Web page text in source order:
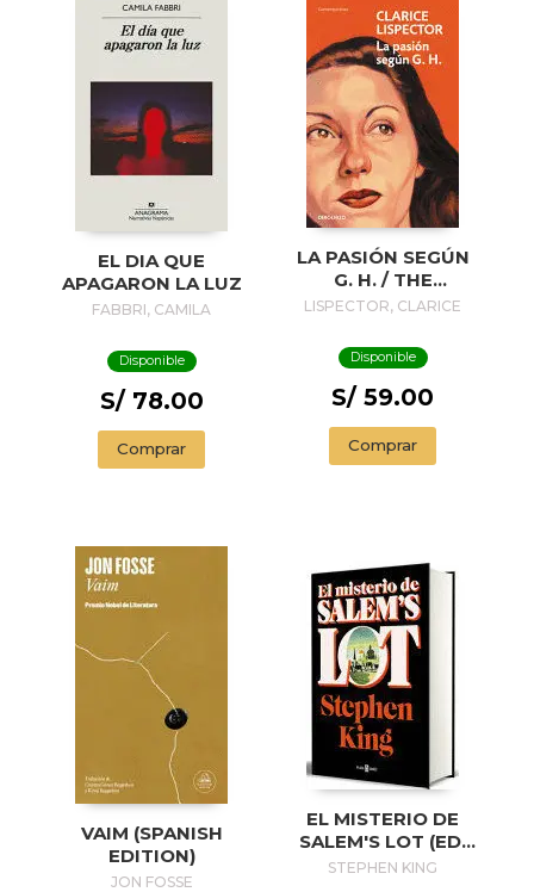
EL DIA QUE
APAGARON LA LUZ
FABBRI, CAMILA
Disponible
S/ 78.00
Comprar
LA PASIÓN SEGÚN
G. H. / THE
PASSION
H.
LISPECTOR, CLARICE
Disponible
S/ 59.00
Comprar
VAIM (SPANISH
EDITION)
JON FOSSE
EL MISTERIO DE
SALEM'S LOT (ED.
50 ANIVERSARIO) /
STEPHEN KING